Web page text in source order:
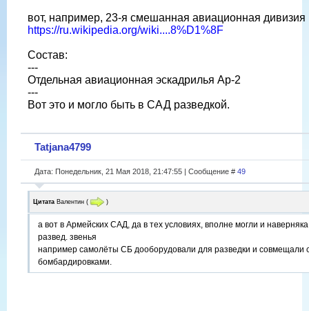
вот, например, 23-я смешанная авиационная дивизия
https://ru.wikipedia.org/wiki....8%D1%8F
Состав:
---
Отдельная авиационная эскадрилья Ар-2
---
Вот это и могло быть в САД разведкой.
Tatjana4799
Дата: Понедельник, 21 Мая 2018, 21:47:55 | Сообщение # 49
Цитата Валентин ( )
а вот в Армейских САД, да в тех условиях, вполне могли и
развед. звенья
например самолёты СБ дооборудовали для разведки и совмещали
бомбардировками.